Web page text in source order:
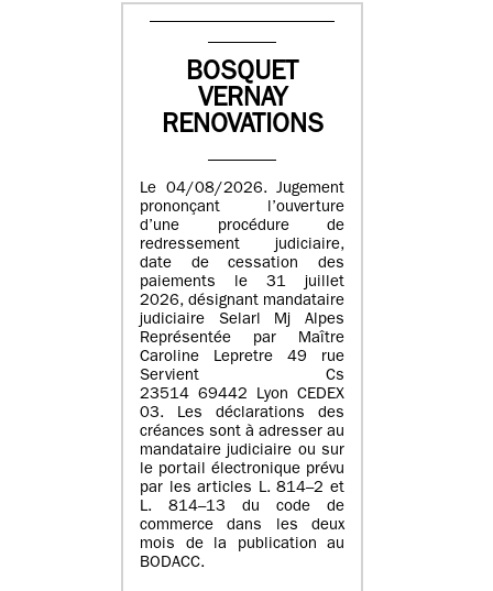
BOSQUET
VERNAY
RENOVATIONS
Le 04/08/2026. Jugement
prononçant l’ouverture
d’une procédure de
redressement judiciaire,
date de cessation des
paiements le 31 juillet
2026, désignant mandataire
judiciaire Selarl Mj Alpes
Représentée par Maître
Caroline Lepretre 49 rue
Servient Cs
23514 69442 Lyon CEDEX
03. Les déclarations des
créances sont à adresser au
mandataire judiciaire ou sur
le portail électronique prévu
par les articles L. 814–2 et
L. 814–13 du code de
commerce dans les deux
mois de la publication au
BODACC.